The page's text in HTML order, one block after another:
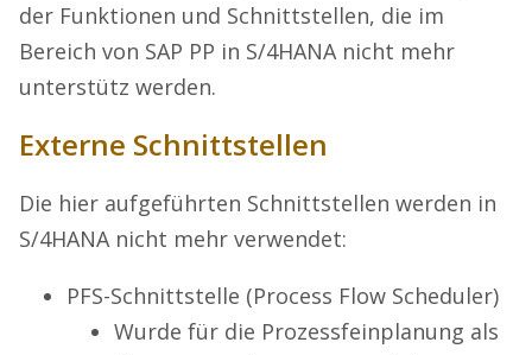
der Funktionen und Schnittstellen, die im
Bereich von SAP PP in S/4HANA nicht mehr
unterstütz werden.
Externe Schnittstellen
Die hier aufgeführten Schnittstellen werden in
S/4HANA nicht mehr verwendet:
PFS-Schnittstelle (Process Flow Scheduler)
Wurde für die Prozessfeinplanung als